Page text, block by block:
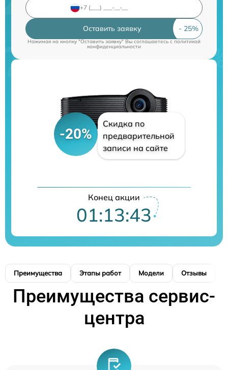
Оставить заявку
Нажимая на кнопку "Оставить заявку" Вы соглашаетесь cполитикой
конфиденциальности
-20%
Скидка по
предварительной
записи на сайте
Конец акции
01:13:43
Преимущества Этапы работ Модели Отзывы
Преимущества сервис-
центра